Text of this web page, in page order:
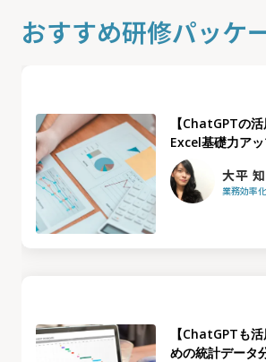
おすすめ研修パッケ
【ChatGPTの
Excel基礎力ア
大平
業務効率
【ChatGPTも
めの統計データ